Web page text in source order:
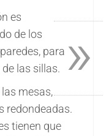
es
de los
para
las sillas.
mesas,
redondeadas.
tienen que
»